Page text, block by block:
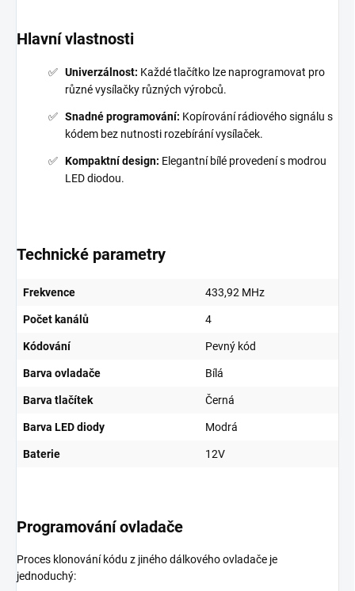
Hlavní vlastnosti
Univerzálnost: Každé tlačítko lze naprogramovat pro
různé vysílačky různých výrobců.
Snadné programování: Kopírování rádiového signálu s
kódem bez nutnosti rozebírání vysílaček.
Kompaktní design: Elegantní bílé provedení s modrou
LED diodou.
Technické parametry
Frekvence 433,92 MHz
Počet kanálů 4
Kódování Pevný kód
Barva ovladače Bílá
Barva tlačítek Černá
Barva LED diody Modrá
Baterie 12V
Programování ovladače
Proces klonování kódu z jiného dálkového ovladače je
jednoduchý: